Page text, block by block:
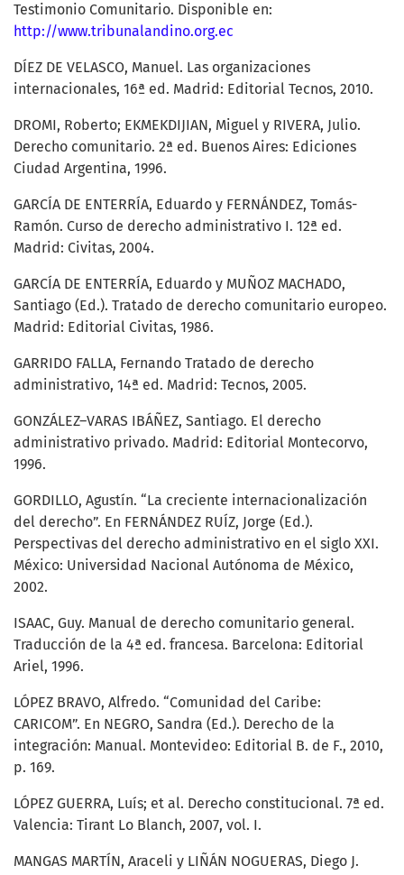
Testimonio Comunitario. Disponible en:
http://www.tribunalandino.org.ec
DÍEZ DE VELASCO, Manuel. Las organizaciones
internacionales, 16ª ed. Madrid: Editorial Tecnos, 2010.
DROMI, Roberto; EKMEKDIJIAN, Miguel y RIVERA, Julio.
Derecho comunitario. 2ª ed. Buenos Aires: Ediciones
Ciudad Argentina, 1996.
GARCÍA DE ENTERRÍA, Eduardo y FERNÁNDEZ, Tomás-
Ramón. Curso de derecho administrativo I. 12ª ed.
Madrid: Civitas, 2004.
GARCÍA DE ENTERRÍA, Eduardo y MUÑOZ MACHADO,
Santiago (Ed.). Tratado de derecho comunitario europeo.
Madrid: Editorial Civitas, 1986.
GARRIDO FALLA, Fernando Tratado de derecho
administrativo, 14ª ed. Madrid: Tecnos, 2005.
GONZÁLEZ–VARAS IBÁÑEZ, Santiago. El derecho
administrativo privado. Madrid: Editorial Montecorvo,
1996.
GORDILLO, Agustín. “La creciente internacionalización
del derecho”. En FERNÁNDEZ RUÍZ, Jorge (Ed.).
Perspectivas del derecho administrativo en el siglo XXI.
México: Universidad Nacional Autónoma de México,
2002.
ISAAC, Guy. Manual de derecho comunitario general.
Traducción de la 4ª ed. francesa. Barcelona: Editorial
Ariel, 1996.
LÓPEZ BRAVO, Alfredo. “Comunidad del Caribe:
CARICOM”. En NEGRO, Sandra (Ed.). Derecho de la
integración: Manual. Montevideo: Editorial B. de F., 2010,
p. 169.
LÓPEZ GUERRA, Luís; et al. Derecho constitucional. 7ª ed.
Valencia: Tirant Lo Blanch, 2007, vol. I.
MANGAS MARTÍN, Araceli y LIÑÁN NOGUERAS, Diego J.